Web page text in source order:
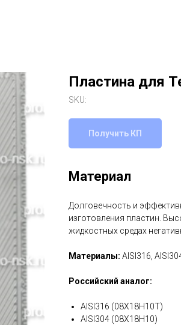
Пластина для
SKU:
Получить КП
Материал
Долговечность и
изготовления пластин.
жидкостных средах
Материалы: AISI316,
Российский аналог:
AISI316 (08Х18Н10Т)
AISI304 (08Х18Н10)